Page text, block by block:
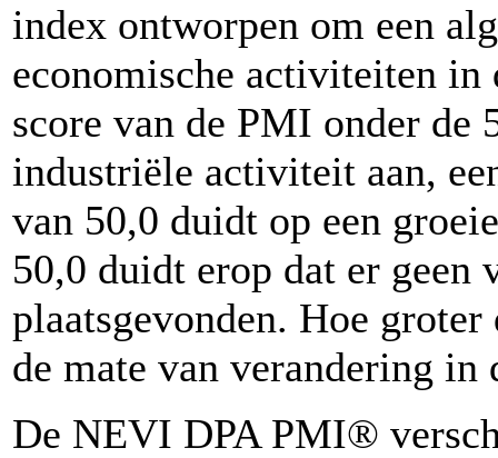
index ontworpen om een
economische activiteiten in
score van de PMI onder de
industriële activiteit aan,
van 50,0 duidt op een
50,0 duidt erop dat er geen
plaatsgevonden. Hoe
de mate van verandering in
De NEVI DPA PMI®